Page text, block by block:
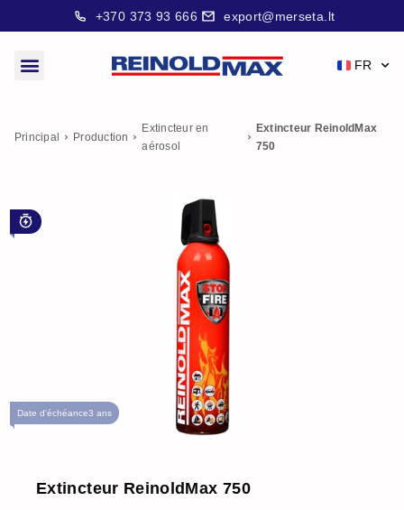
+370 373 93 666 export@merseta.lt
FR
Principal Production
Extincteur en
aérosol
Extincteur ReinoldMax
750
Date d'échéance3 ans
Extincteur ReinoldMax 750